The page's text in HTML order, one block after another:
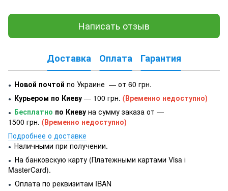
Написать отзыв
Доставка Оплата Гарантия
● Новой почтой по Украине — от 60 грн.
● Курьером по Киеву — 100 грн. (Временно недоступно)
● Бесплатно по Киеву на сумму заказа от —
1500 грн. (Временно недоступно)
Подробнее о доставке
● Наличными при получении.
● На банковскую карту (Платежными картами Visa і
MasterCard).
● Оплата по реквизитам IBAN